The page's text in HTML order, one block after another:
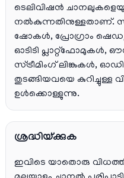
ടെലിവിഷൻ
നൽകുന്നതിനുള്ളതാണ്.
ഷോകൾ, പ്രോഗ്രാം
ഓടിടി
സ്ട്രീമിംഗ് ലിങ്കുകൾ,
തുടങ്ങിയവയെ കുറിച്ചുള്ള
ഉൾക്കൊള്ളുന്നു.
ശ്രദ്ധിയ്ക്കുക
ഇവിടെ യാതൊരു